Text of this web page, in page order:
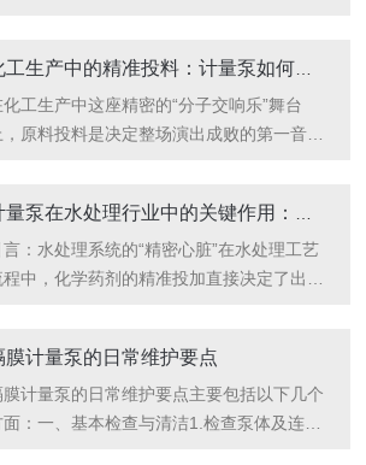
绝非普通工业泵可比拟。为满足这些高度敏
行业的严苛要求，卫生级计量泵必须具备一
列超越常规的特殊属性。材料至高无上：安
/或EU10/2011食品接触材料法规的
不锈钢。其极低的碳含量显
提升了...
化工生产中这座精密的“分子交响乐”舞台
，原料投料是决定整场演出成败的第一音
故。精准投料，早已超越了工艺要求，成为
工安全与效益的生命线。为何精准投料是化
生产不可妥协的基石？·质量生命线：化学
：过量加入关键组分（如催化剂、引发剂）
能引发失控反应；反之，关键反应物不足则
能导致危险中间体累积。精确控制是预防热
言：水处理系统的“精密心脏”在水处理工艺
程中，化学药剂的精准投加直接决定了出水
稳定的抗背压能力，已成为现代水处理厂不
少的“剂量控制专家”。本文深入解析计量泵
加药消毒环节的计数原理与创新应用。一、
膜计量泵的日常维护要点
膜计量泵的日常维护要点主要包括以下几个
面：一、基本检查与清洁1.检查泵体及连接